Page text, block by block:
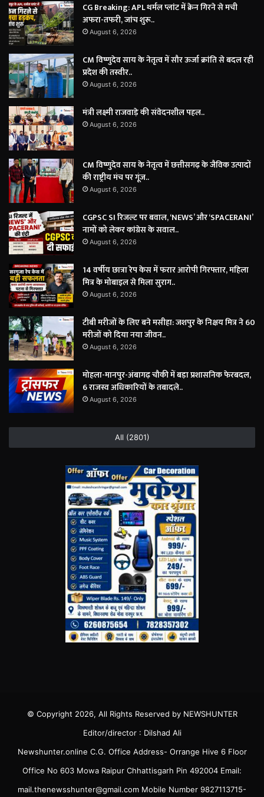
CG Breaking: APL थर्मल प्लांट में क्रेन गिरने से मची
अफरा-तफरी, जांच शुरू..
August 6, 2026
CM विष्णुदेव साय के नेतृत्व में सौर ऊर्जा क्रांति से बदल रही
प्रदेश की तस्वीर..
August 6, 2026
मंत्री लक्ष्मी राजवाड़े की संवेदनशील पहल..
August 6, 2026
CM विष्णुदेव साय के नेतृत्व में छत्तीसगढ़ के जैविक उत्पादों
की राष्ट्रीय मंच पर गूंज..
August 6, 2026
CGPSC SI रिजल्ट पर बवाल, ‘NEWS’ और ‘SPACERANI’
नामों को लेकर कांग्रेस के सवाल..
August 6, 2026
14 वर्षीय छात्रा रेप केस में फरार आरोपी गिरफ्तार, महिला
मित्र के मोबाइल से मिला सुराग..
August 6, 2026
टीबी मरीजों के लिए बने मसीहा: जशपुर के निक्षय मित्र ने 60
मरीजों को दिया नया जीवन..
August 6, 2026
मोहला-मानपुर-अंबागढ़ चौकी में बड़ा प्रशासनिक फेरबदल,
6 राजस्व अधिकारियों के तबादले..
August 6, 2026
All (2801)
© Copyright 2026, All Rights Reserved by NEWSHUNTER
Editor/director : Dilshad Ali
Newshunter.online C.G. Office Address- Orrange Hive 6 Floor
Office No 603 Mowa Raipur Chhattisgarh Pin 492004 Email:
mail.thenewsshunter@gmail.com Mobile Number 9827113715-